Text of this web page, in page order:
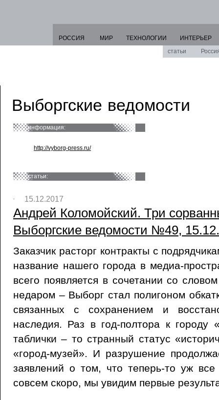
РОССИЯ МИР ТЕХНОЛОГИИ
ИНТЕРЬЕР
статьи
Выборгские ведомости
информация:
http://vyborg-press.ru/
статьи:
15.12.2017
Андрей Коломойский. Три
Выборгские ведомости №49,
Заказчик расторг контракты с
название нашего города в медиа-
всего появляется в сочетании со
недаром – Выборг стал полигоном
связанных с сохранением и
наследия. Раз в год-полтора к городу
таблички – то странный статус
«город-музей». И разрушение
заявлений о том, что теперь-то уж все
совсем скоро, мы увидим первые